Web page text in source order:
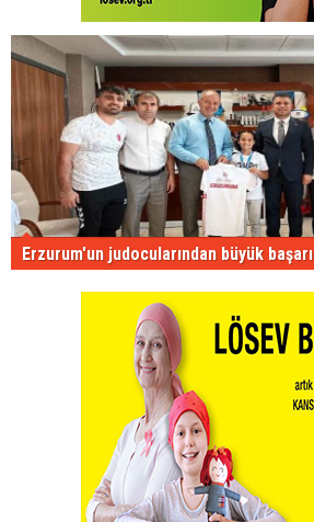
Erzurum'un judocularından büyük başarı